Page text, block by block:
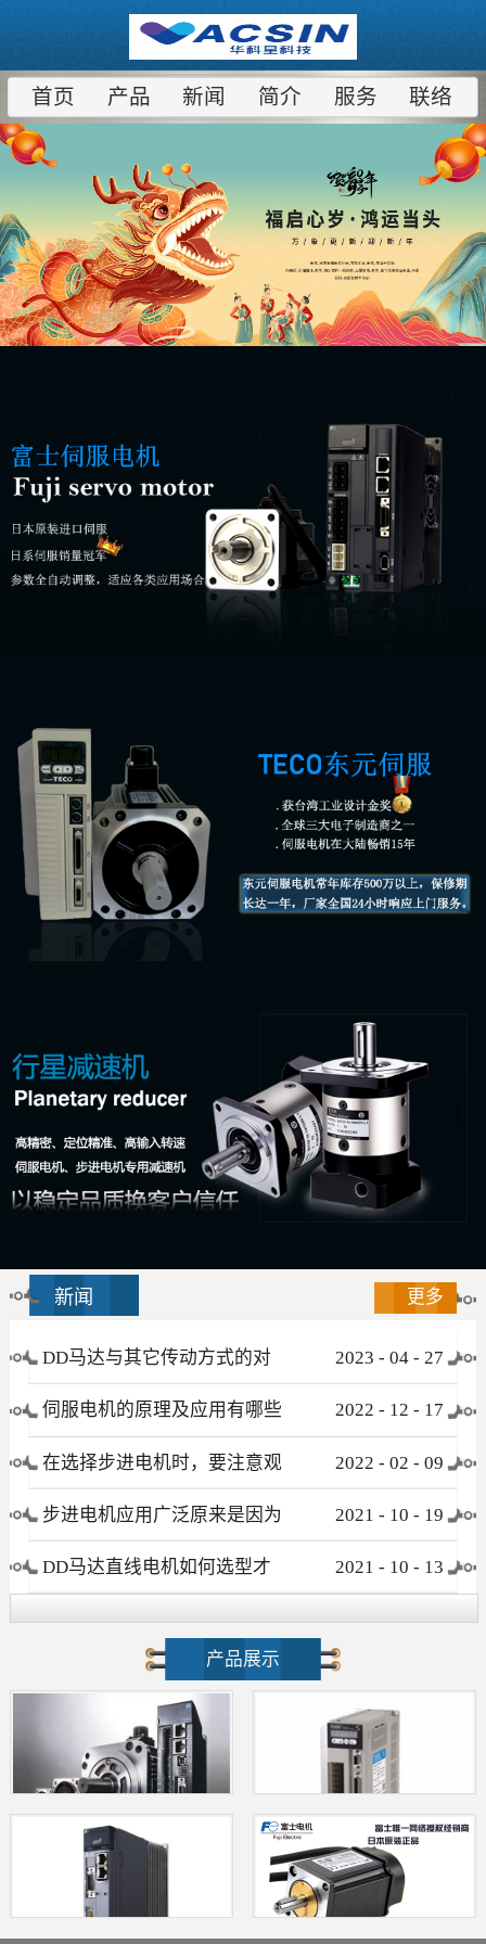
首页 产品 新闻 简介 服务 联络
新闻 更多
DD马达与其它传动方式的对
比
2023 - 04 - 27
伺服电机的原理及应用有哪些 2022 - 12 - 17
在选择步进电机时，要注意观
察这些要素
2022 - 02 - 09
步进电机应用广泛原来是因为
这个优点！
2021 - 10 - 19
DD马达直线电机如何选型才
不会被忽悠?
2021 - 10 - 13
产品展示